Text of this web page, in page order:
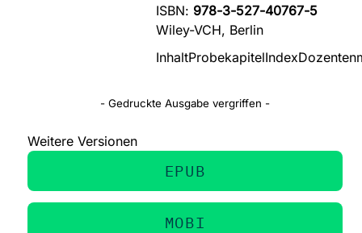
ISBN: 978-3-527-40767-5
Wiley-VCH, Berlin
InhaltProbekapitelIndex
- Gedruckte Ausgabe vergriffen -
Weitere Versionen
EPUB
MOBI